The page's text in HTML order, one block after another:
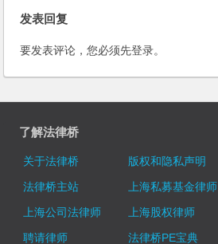
发表回复
要发表评论，您必须先登录
了解法律桥
关于法律桥 版权和隐私声明
法律桥主站
上海私募基金律师
上海公司法律师
上海股权律师
聘请律师
法律桥PE宝典